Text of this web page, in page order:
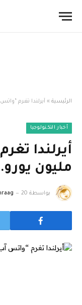
الرئيسية » أيرلندا تغرم “واتس آب” 5.5 مليون يورو..
أخبار التكنولوجيا
مليون
بواسطة 20 يناير، 2023